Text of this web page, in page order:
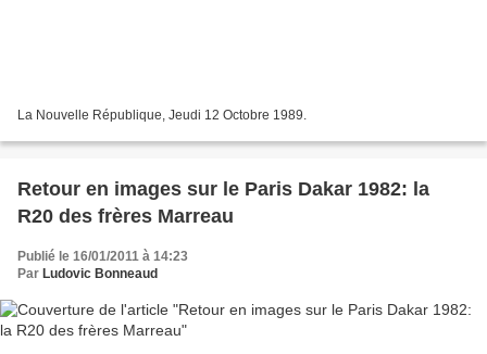
La Nouvelle République, Jeudi 12 Octobre 1989.
Retour en images sur le Paris Dakar 1982: la
R20 des frères Marreau
Publié le 16/01/2011 à 14:23
Par Ludovic Bonneaud